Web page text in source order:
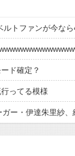
ド確定？
ってる模様